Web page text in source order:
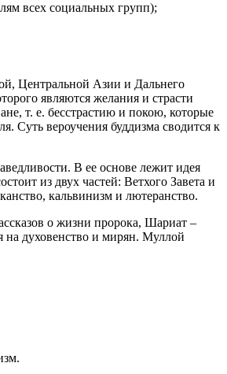
всех социальных групп);
Центральной Азии и Дальнего
являются желания и страсти
т. е. бесстрастию и покою, которые
Суть вероучения буддизма сводится к
В ее основе лежит идея
из двух частей: Ветхого Завета и
кальвинизм и лютеранство.
о жизни пророка, Шариат –
на духовенство и мирян. Муллой